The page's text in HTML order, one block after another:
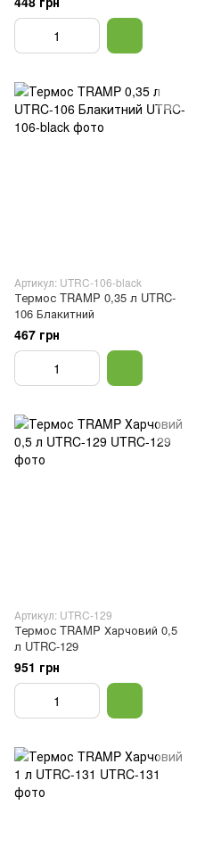
Артикул: UTRC-106-black
Термос TRAMP 0,35 л UTRC-
106 Блакитний
467 грн
Артикул: UTRC-129
Термос TRAMP Харчовий 0,5
л UTRC-129
951 грн